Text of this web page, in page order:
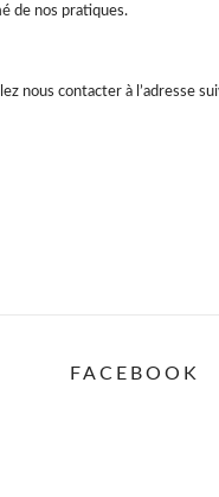
de nos pratiques.
nous contacter à l’adresse
FACEBOOK